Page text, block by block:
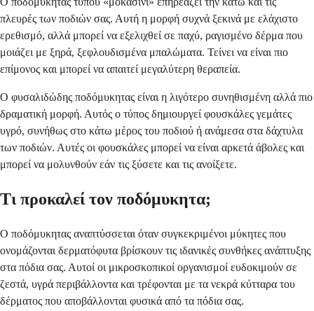
πλευρές των ποδιών σας. Αυτή η μορφή συχνά ξεκινά με ελάχιστο
ερεθισμό, αλλά μπορεί να εξελιχθεί σε παχύ, ραγισμένο δέρμα που
μοιάζει με ξηρά, ξεφλουδισμένα μπαλώματα. Τείνει να είναι πιο
επίμονος και μπορεί να απαιτεί μεγαλύτερη θεραπεία.
Ο φυσαλιδώδης ποδόμυκητας είναι η λιγότερο συνηθισμένη αλλά πιο
δραματική μορφή. Αυτός ο τύπος δημιουργεί φουσκάλες γεμάτες
υγρό, συνήθως στο κάτω μέρος του ποδιού ή ανάμεσα στα δάχτυλα
των ποδιών. Αυτές οι φουσκάλες μπορεί να είναι αρκετά άβολες και
μπορεί να μολυνθούν εάν τις ξύσετε και τις ανοίξετε.
Τι προκαλεί τον ποδόμυκητα;
Ο ποδόμυκητας αναπτύσσεται όταν συγκεκριμένοι μύκητες που
ονομάζονται δερματόφυτα βρίσκουν τις ιδανικές συνθήκες ανάπτυξης
στα πόδια σας. Αυτοί οι μικροσκοπικοί οργανισμοί ευδοκιμούν σε
ζεστά, υγρά περιβάλλοντα και τρέφονται με τα νεκρά κύτταρα του
δέρματος που αποβάλλονται φυσικά από τα πόδια σας.